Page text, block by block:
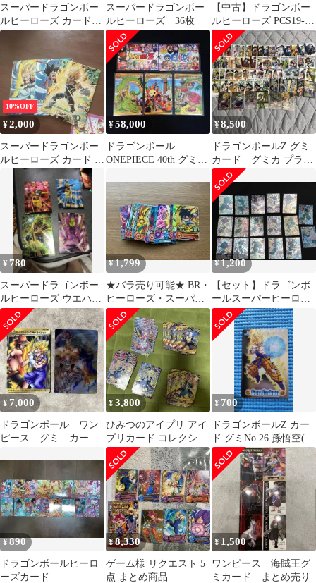
スーパードラゴンボー
ルヒーローズ カードセ
ット グミ
スーパードラゴンボー
ルヒーローズ 36枚
【中古】ドラゴンボー
ルヒーローズ PCS19-
03[P]：時の界王神
10%OFF
¥2,000
スーパードラゴンボー
ルヒーローズ カード 3
枚セット
¥58,000
ドラゴンボール
ONEPIECE 40th グミカ
ド
¥8,500
ドラゴンボールZ グミ
カード グミカ プラカ
ード 60枚 まとめ売り
ダブりあり
¥ 780
スーパードラゴンボー
ルヒーローズ ウエハー
スカード 4枚セット
¥1,799
★バラ売り可能★ BR・
ヒーローズ・スーパー
ヒーローズ★ドラゴン
ボール カード
¥1,200
【セット】ドラゴンボ
ールスーパーヒーロー
ズ カード
¥7,000
ドラゴンボール ワン
ピース グミ カー
¥3,800
ひみつのアイプリ アイ
プリカード コレクショ
ングミvol 5 5枚セット
¥ 700
ドラゴンボールZ カー
ド グミNo.26 孫悟空(超
サイヤ人)
¥890
ドラゴンボールヒーロ
ーズカード
¥8,330
ゲーム様 リクエスト 5
点 まとめ商品
¥ 1,500
ワンピース 海賊王グ
ミカード まとめ売り